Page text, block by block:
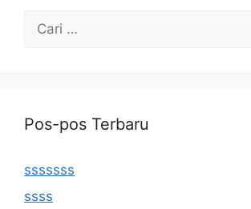
untuk:
Pos-pos Terbaru
sssssss
ssss